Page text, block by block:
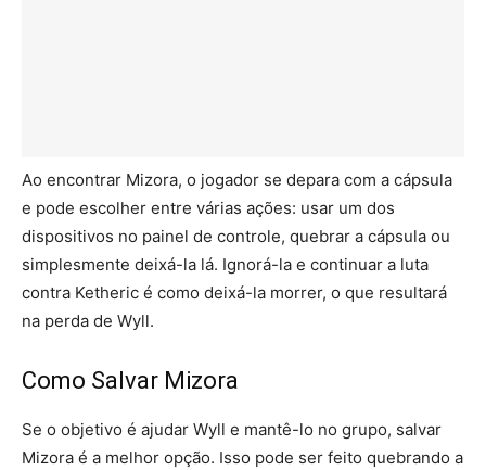
Ao encontrar Mizora, o jogador se depara com a cápsula
e pode escolher entre várias ações: usar um dos
dispositivos no painel de controle, quebrar a cápsula ou
simplesmente deixá-la lá. Ignorá-la e continuar a luta
contra Ketheric é como deixá-la morrer, o que resultará
na perda de Wyll.
Como Salvar Mizora
Se o objetivo é ajudar Wyll e mantê-lo no grupo, salvar
Mizora é a melhor opção. Isso pode ser feito quebrando a